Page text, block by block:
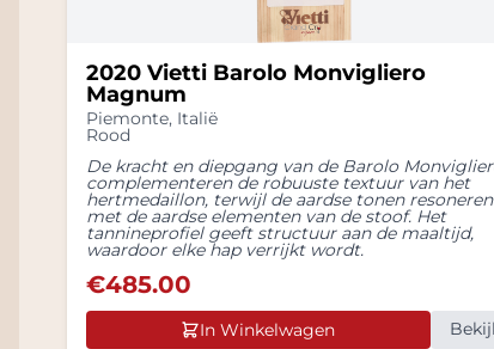
2020 Vietti Barolo Monvigliero
Magnum
Piemonte, Italië
Rood
De kracht en diepgang van de Barolo
complementeren de robuuste textuur van het
hertmedaillon, terwijl de aardse tonen resoneren
met de aardse elementen van de stoof. Het
tannineprofiel geeft structuur aan de maaltijd,
waardoor elke hap verrijkt wordt.
€485.00
In Winkelwagen